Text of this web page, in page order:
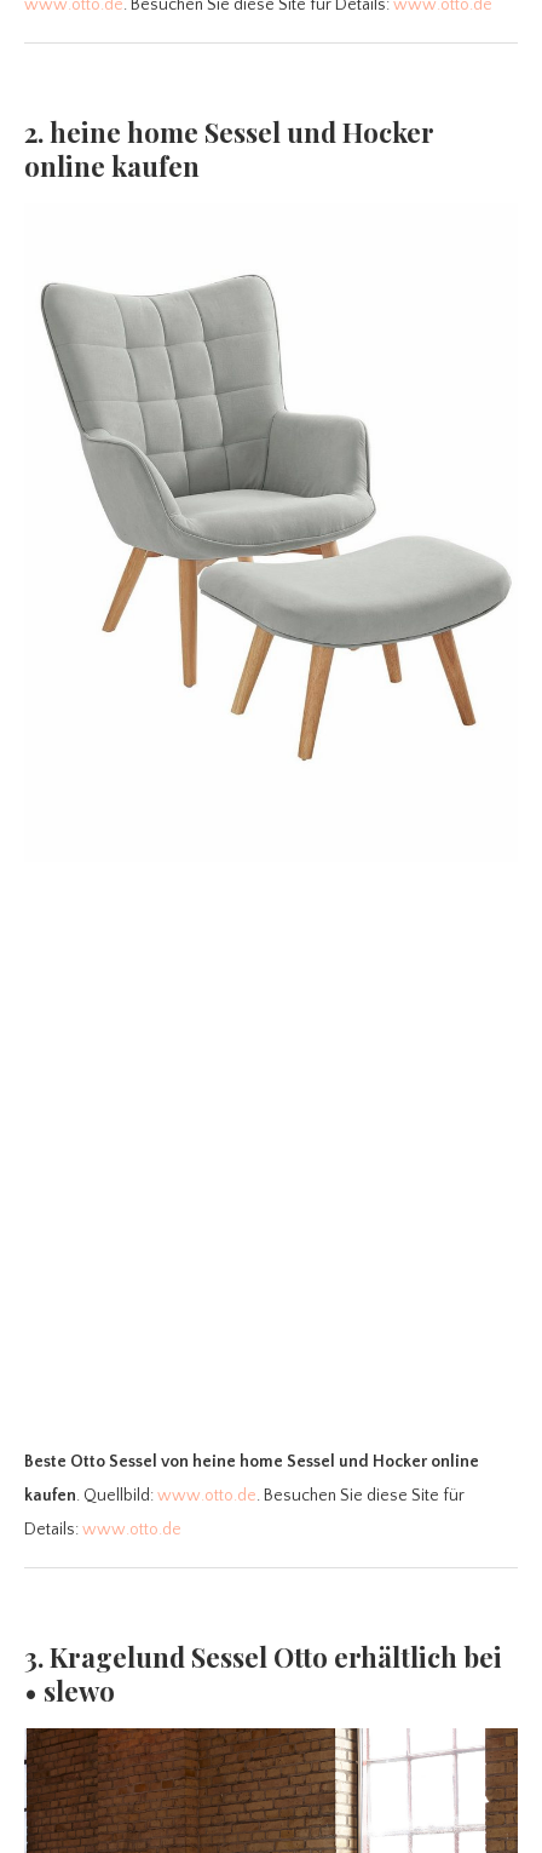
www.otto.de. Besuchen Sie diese Site für Details:www.otto.de
2. heine home Sessel und Hocker
online kaufen
Beste Otto Sessel von heine home Sessel und Hocker online
kaufen. Quellbild:www.otto.de. Besuchen Sie diese Site für
Details:www.otto.de
3. Kragelund Sessel Otto erhältlich bei
• slewo